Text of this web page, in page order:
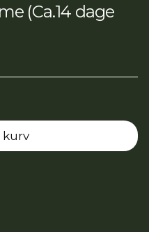
(Ca.14 dage
kurv